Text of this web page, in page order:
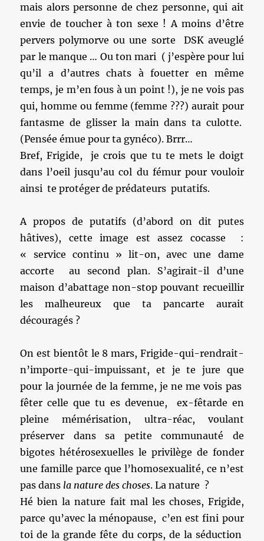
mais alors personne de chez personne, qui ait
envie de toucher à ton sexe ! A moins d’être
pervers polymorve ou une sorte DSK aveuglé
par le manque … Ou ton mari ( j’espère pour lui
qu’il a d’autres chats à fouetter en même
temps, je m’en fous à un point !), je ne vois pas
qui, homme ou femme (femme ???) aurait pour
fantasme de glisser la main dans ta culotte.
(Pensée émue pour ta gynéco). Brrr…
Bref, Frigide, je crois que tu te mets le doigt
dans l’oeil jusqu’au col du fémur pour vouloir
ainsi te protéger de prédateurs putatifs.
A propos de putatifs (d’abord on dit putes
hâtives), cette image est assez cocasse :
« service continu » lit-on, avec une dame
accorte au second plan. S’agirait-il d’une
maison d’abattage non-stop pouvant recueillir
les malheureux que ta pancarte aurait
découragés ?
On est bientôt le 8 mars, Frigide-qui-rendrait-
n’importe-qui-impuissant, et je te jure que
pour la journée de la femme, je ne me vois pas
fêter celle que tu es devenue, ex-fêtarde en
pleine mémérisation, ultra-réac, voulant
préserver dans sa petite communauté de
bigotes hétérosexuelles le privilège de fonder
une famille parce que l’homosexualité, ce n’est
pas dans la nature des choses. La nature ?
Hé bien la nature fait mal les choses, Frigide,
parce qu’avec la ménopause, c’en est fini pour
toi de la grande fête du corps, de la séduction